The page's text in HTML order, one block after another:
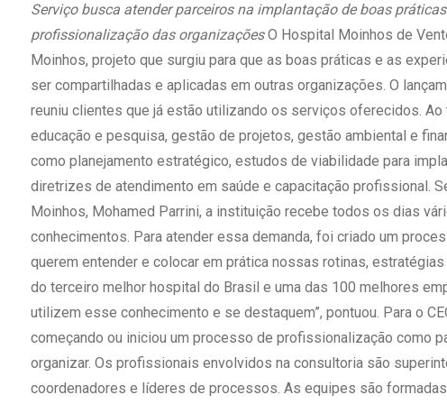
Estrutura de Gestão
Exames - Portal Médico
Farmácia
Fisioterapia
Serviço busca atender parceiros na implantação de boas
profissionalização das organizaçõesO Hospital Moinhos de
Moinhos, projeto que surgiu para que as boas práticas e as
ser compartilhadas e aplicadas em outras organizações. O
reuniu clientes que já estão utilizando os serviços oferecidos.
educação e pesquisa, gestão de projetos, gestão ambiental e
como planejamento estratégico, estudos de viabilidade para
diretrizes de atendimento em saúde e capacitação profissional.
Moinhos, Mohamed Parrini, a instituição recebe todos os dias
conhecimentos. Para atender essa demanda, foi criado um
querem entender e colocar em prática nossas rotinas,
do terceiro melhor hospital do Brasil e uma das 100 melhores
utilizem esse conhecimento e se destaquem”, pontuou. Para o
começando ou iniciou um processo de profissionalização como
organizar. Os profissionais envolvidos na consultoria são
coordenadores e líderes de processos. As equipes são